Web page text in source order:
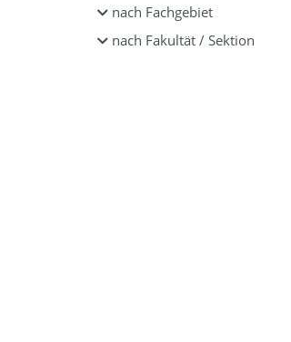
nach Fachgebiet
nach Fakultät / Sektion